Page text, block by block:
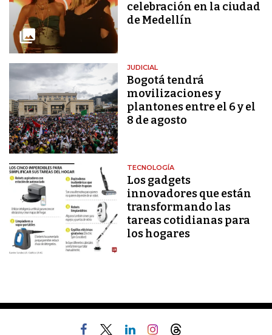
celebración en la ciudad
de Medellín
JUDICIAL
Bogotá tendrá
movilizaciones y
plantones entre el 6 y el
8 de agosto
TECNOLOGÍA
Los gadgets
innovadores que están
transformando las
tareas cotidianas para
los hogares